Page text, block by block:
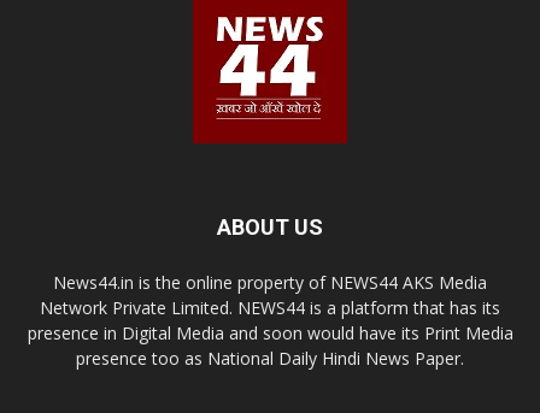
ABOUT US
News44.in is the online property of NEWS44 AKS Media
Network Private Limited. NEWS44 is a platform that has its
presence in Digital Media and soon would have its Print Media
presence too as National Daily Hindi News Paper.